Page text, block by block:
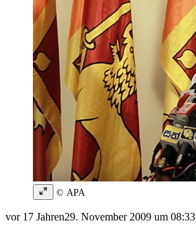
© APA
vor 17 Jahren29. November 2009 um 08:33